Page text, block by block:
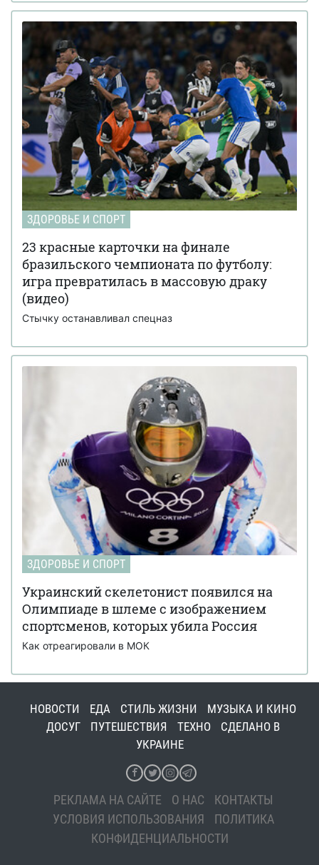
ЗДОРОВЬЕ И СПОРТ
23 красные карточки на финале
бразильского чемпионата по футболу:
игра превратилась в массовую драку
(видео)
Стычку останавливал спецназ
ЗДОРОВЬЕ И СПОРТ
Украинский скелетонист появился на
Олимпиаде в шлеме с изображением
спортсменов, которых убила Россия
Как отреагировали в МОК
НОВОСТИ ЕДА СТИЛЬ ЖИЗНИ
МУЗЫКА И КИНО
ДОСУГ
ПУТЕШЕСТВИЯ ТЕХНО
СДЕЛАНО В
УКРАИНЕ
РЕКЛАМА НА САЙТЕ О НАС
КОНТАКТЫ
УСЛОВИЯ ИСПОЛЬЗОВАНИЯ
ПОЛИТИКА
КОНФИДЕНЦИАЛЬНОСТИ